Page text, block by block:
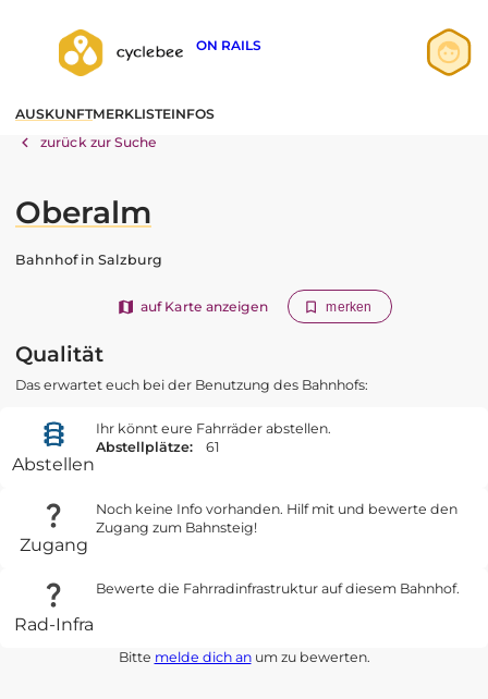
ON RAILS
AUSKUNFTMERKLISTEINFOS
zurück zur Suche
Oberalm
Bahnhof in Salzburg
auf Karte anzeigen merken
Qualität
Das erwartet euch bei der Benutzung des Bahnhofs:
Abstellen
Ihr könnt eure Fahrräder abstellen.
Abstellplätze:
61
Zugang
Noch keine Info vorhanden. Hilf mit und bewerte den
Zugang zum Bahnsteig!
Rad-Infra
Bewerte die Fahrradinfrastruktur auf diesem Bahnhof.
Bitte melde dich anum zu bewerten.